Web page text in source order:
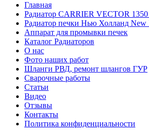
Главная
Радиатор CARRIER VECTOR
Радиатор печки Нью Холланд New
Аппарат для промывки печек
Каталог Радиаторов
О нас
Фото наших работ
Шланги РВД, ремонт шлангов ГУР
Сварочные работы
Статьи
Видео
Отзывы
Контакты
Политика конфиденциальности